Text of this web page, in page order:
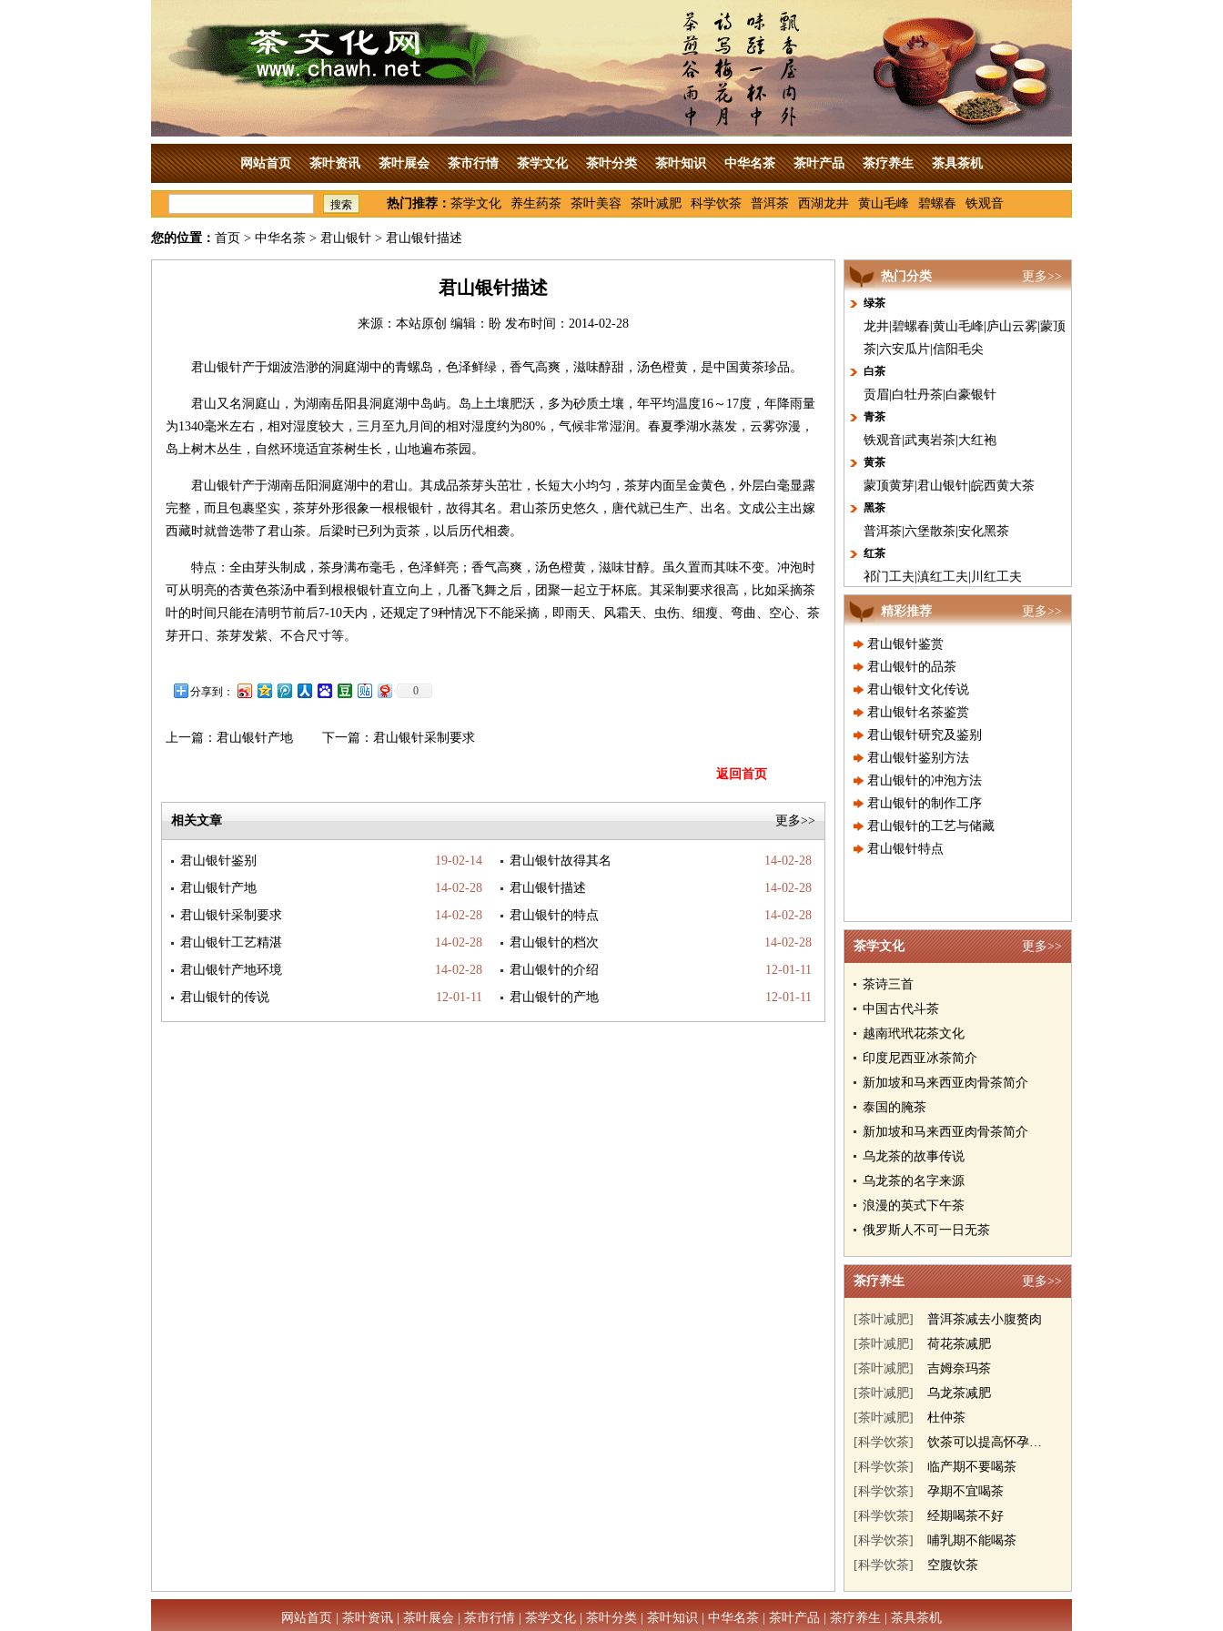
网站首页 茶叶资讯 茶叶展会 茶市行情 茶学文化 茶叶分类 茶叶知识 中华名茶 茶叶产品 茶疗养生 茶具茶机
搜索 热门推荐： 茶学文化 养生药茶 茶叶美容 茶叶减肥 科学饮茶 普洱茶 西湖龙井 黄山毛峰 碧螺春 铁观音
您的位置： 首页 > 中华名茶 > 君山银针 > 君山银针描述
君山银针描述
来源：本站原创 编辑：盼 发布时间：2014-02-28
君山银针产于烟波浩渺的洞庭湖中的青螺岛，色泽鲜绿，香气高爽，滋味醇甜，汤色橙黄，是中国黄茶珍品。
君山又名洞庭山，为湖南岳阳县洞庭湖中岛屿。岛上土壤肥沃，多为砂质土壤，年平均温度16～17度，年降雨量
为1340毫米左右，相对湿度较大，三月至九月间的相对湿度约为80%，气候非常湿润。春夏季湖水蒸发，云雾弥漫，
岛上树木丛生，自然环境适宜茶树生长，山地遍布茶园。
君山银针产于湖南岳阳洞庭湖中的君山。其成品茶芽头茁壮，长短大小均匀，茶芽内面呈金黄色，外层白毫显露
完整，而且包裹坚实，茶芽外形很象一根根银针，故得其名。君山茶历史悠久，唐代就已生产、出名。文成公主出嫁
西藏时就曾选带了君山茶。后梁时已列为贡茶，以后历代相袭。
特点：全由芽头制成，茶身满布毫毛，色泽鲜亮；香气高爽，汤色橙黄，滋味甘醇。虽久置而其味不变。冲泡时
可从明亮的杏黄色茶汤中看到根根银针直立向上，几番飞舞之后，团聚一起立于杯底。其采制要求很高，比如采摘茶
叶的时间只能在清明节前后7-10天内，还规定了9种情况下不能采摘，即雨天、风霜天、虫伤、细瘦、弯曲、空心、茶
芽开口、茶芽发紫、不合尺寸等。
分享到： 0
上一篇： 君山银针产地 下一篇： 君山银针采制要求
返回首页
更多>>
相关文章
19-02-14
君山银针鉴别 14-02-28
君山银针故得其名
14-02-28
君山银针产地 14-02-28
君山银针描述
14-02-28
君山银针采制要求 14-02-28
君山银针的特点
14-02-28
君山银针工艺精湛 14-02-28
君山银针的档次
14-02-28
君山银针产地环境 12-01-11
君山银针的介绍
12-01-11
君山银针的传说 12-01-11
君山银针的产地
更多>>
热门分类
绿茶
龙井 碧螺春 黄山毛峰 庐山云雾 蒙顶
茶 六安瓜片 信阳毛尖
白茶
贡眉 白牡丹茶 白豪银针
青茶
铁观音 武夷岩茶 大红袍
黄茶
蒙顶黄芽 君山银针 皖西黄大茶
黑茶
普洱茶 六堡散茶 安化黑茶
红茶
祁门工夫 滇红工夫 川红工夫
更多>>
精彩推荐
君山银针鉴赏
君山银针的品茶
君山银针文化传说
君山银针名茶鉴赏
君山银针研究及鉴别
君山银针鉴别方法
君山银针的冲泡方法
君山银针的制作工序
君山银针的工艺与储藏
君山银针特点
更多>>
茶学文化
茶诗三首
中国古代斗茶
越南玳玳花茶文化
印度尼西亚冰茶简介
新加坡和马来西亚肉骨茶简介
泰国的腌茶
新加坡和马来西亚肉骨茶简介
乌龙茶的故事传说
乌龙茶的名字来源
浪漫的英式下午茶
俄罗斯人不可一日无茶
更多>>
茶疗养生
[茶叶减肥]
普洱茶减去小腹赘肉
[茶叶减肥]
荷花茶减肥
[茶叶减肥]
吉姆奈玛茶
[茶叶减肥]
乌龙茶减肥
[茶叶减肥]
杜仲茶
[科学饮茶]
饮茶可以提高怀孕几率
[科学饮茶]
临产期不要喝茶
[科学饮茶]
孕期不宜喝茶
[科学饮茶]
经期喝茶不好
[科学饮茶]
哺乳期不能喝茶
[科学饮茶]
空腹饮茶
网站首页 茶叶资讯 茶叶展会 茶市行情 茶学文化 茶叶分类 茶叶知识 中华名茶 茶叶产品 茶疗养生 茶具茶机